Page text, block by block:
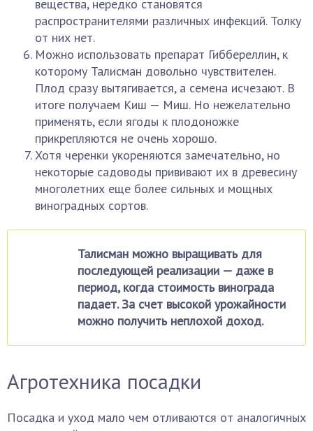
вещества, нередко становятся
распространителями различных инфекций. Толку
от них нет.
Можно использовать препарат Гиббереллин, к
которому Талисман довольно чувствителен.
Плод сразу вытягивается, а семена исчезают. В
итоге получаем Киш — Миш. Но нежелательно
применять, если ягоды к плодоножке
прикрепляются не очень хорошо.
Хотя черенки укореняются замечательно, но
некоторые садоводы прививают их в древесину
многолетних еще более сильных и мощных
виноградных сортов.
Талисман можно выращивать для
последующей реализации — даже в
период, когда стоимость винограда
падает. За счет высокой урожайности
можно получить неплохой доход.
Агротехника посадки
Посадка и уход мало чем отливаются от аналогичных